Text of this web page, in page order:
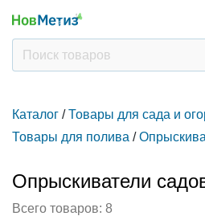
Каталог / Товары для сада и
Товары для полива /
Опрыскиватели
Всего товаров: 8